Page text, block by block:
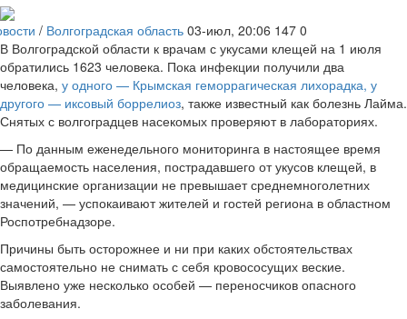
/ Волгоградская область 03-июл, 20:06 147 0
В Волгоградской области к врачам с укусами клещей на 1 июля
обратились 1623 человека. Пока инфекции получили два
человека, у одного — Крымская геморрагическая лихорадка, у
другого — иксовый боррелиоз, также известный как болезнь Лайма.
Снятых с волгоградцев насекомых проверяют в лабораториях.
— По данным еженедельного мониторинга в настоящее время
обращаемость населения, пострадавшего от укусов клещей, в
медицинские организации не превышает среднемноголетних
значений, — успокаивают жителей и гостей региона в областном
Роспотребнадзоре.
Причины быть осторожнее и ни при каких обстоятельствах
самостоятельно не снимать с себя кровососущих веские.
Выявлено уже несколько особей — переносчиков опасного
заболевания.